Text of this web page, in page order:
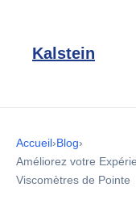
Kalstein
Accueil›Blog›
Améliorez votre
Viscomètres de Pointe